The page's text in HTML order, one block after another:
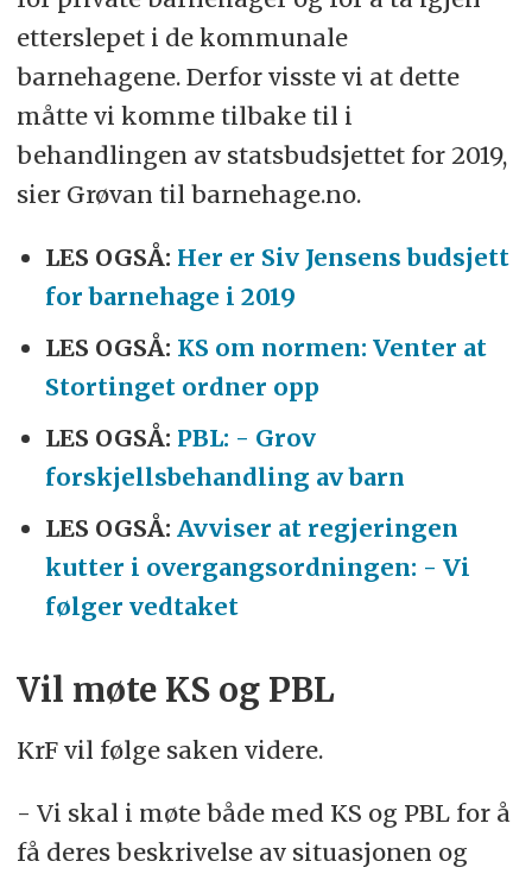
etterslepet i de kommunale
barnehagene. Derfor visste vi at dette
måtte vi komme tilbake til i
behandlingen av statsbudsjettet for 2019,
sier Grøvan til barnehage.no.
LES OGSÅ: Her er Siv Jensens budsjett
for barnehage i 2019
LES OGSÅ: KS om normen: Venter at
Stortinget ordner opp
LES OGSÅ: PBL: - Grov
forskjellsbehandling av barn
LES OGSÅ: Avviser at regjeringen
kutter i overgangsordningen: - Vi
følger vedtaket
Vil møte KS og PBL
KrF vil følge saken videre.
- Vi skal i møte både med KS og PBL for å
få deres beskrivelse av situasjonen og